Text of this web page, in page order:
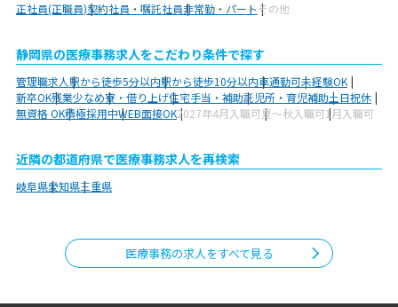
正社員(正職員)契約社員・嘱託社員非常勤・パートその他
静岡県の医療事務求人をこだわり条件で探す
管理職求人駅から徒歩5分以内駅から徒歩10分以内車通勤可未経験OK
新卒OK残業少なめ寮・借り上げ住宅手当・補助託児所・育児補助土日祝休
無資格 OK積極採用中WEB面接OK2027年4月入職可夏～秋入職可1月入職可
近隣の都道府県で医療事務求人を再検索
岐阜県愛知県三重県
医療事務の求人をすべて見る